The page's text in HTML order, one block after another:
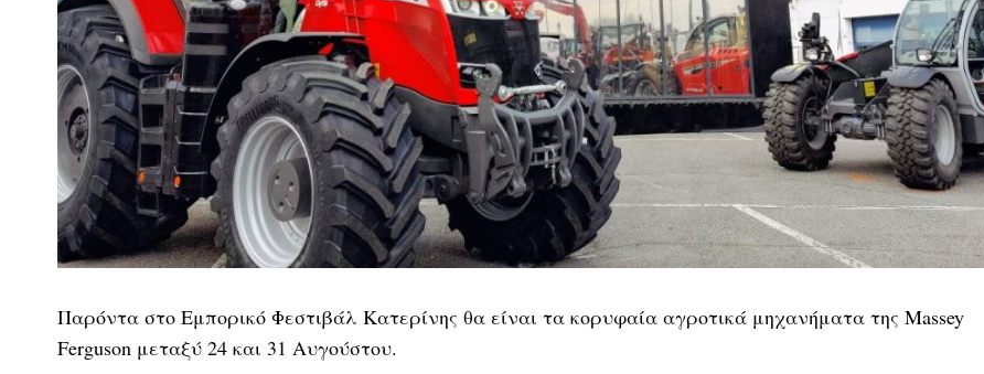
Παρόντα στο Εμπορικό Φεστιβάλ Κατερίνης θα είναι τα κορυφαία αγροτικά μηχανήματα της Massey
Ferguson μεταξύ 24 και 31 Αυγούστου.